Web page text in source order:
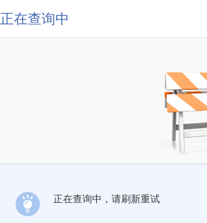
正在查询中
正在查询中，请刷新重试